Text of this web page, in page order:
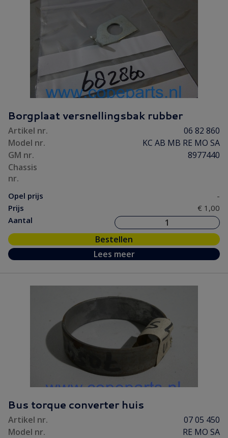
Borgplaat versnellingsbak rubber
Artikel nr.
06 82 860
Model nr.
KC AB MB RE MO SA
GM nr.
8977440
Chassis
nr.
Opel prijs
-
Prijs
€ 1,00
Aantal
Bestellen
Lees meer
Bus torque converter huis
Artikel nr.
07 05 450
Model nr.
RE MO SA